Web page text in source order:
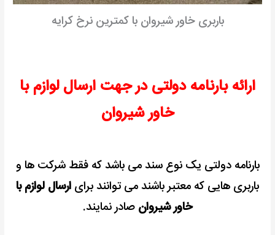
باربری خاور شیروان با کمترین نرخ کرایه
ارائه بارنامه دولتی در جهت ارسال لوازم با
خاور شیروان
بارنامه دولتی یک نوع سند می باشد که فقط شرکت ها و
باربری هایی که معتبر باشند می توانند برای ارسال لوازم با
خاور شیروان صادر نمایند.